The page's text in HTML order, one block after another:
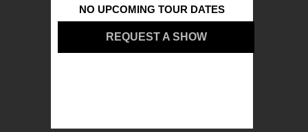
NO UPCOMING TOUR DATES
REQUEST A SHOW